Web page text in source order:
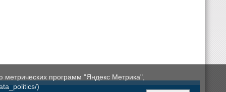
программ "Яндекс Метрика",
)